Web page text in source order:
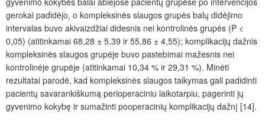
gerokai padidėjo, o kompleksinės slaugos grupės balų didėjimo
intervalas buvo akivaizdžiai didesnis nei kontrolinės grupės (P <
0,05) (atitinkamai 68,28 ± 5,39 ir 55,86 ± 4,55); komplikacijų dažnis
kompleksinės slaugos grupėje buvo pastebimai mažesnis nei
kontrolinėje grupėje (atitinkamai 10,34 % ir 29,31 %). Minėti
rezultatai parodė, kad kompleksinės slaugos taikymas gali padidinti
pacientų savarankiškumą perioperaciniu laikotarpiu, pagerinti jų
gyvenimo kokybę ir sumažinti pooperacinių komplikacijų dažnį [14].